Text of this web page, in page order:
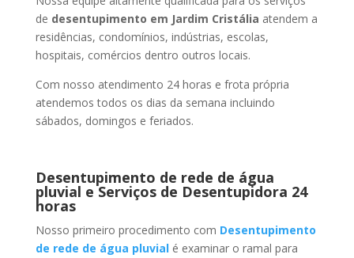
de desentupimento em Jardim Cristália atendem a
residências, condomínios, indústrias, escolas,
hospitais, comércios dentro outros locais.
Com nosso atendimento 24 horas e frota própria
atendemos todos os dias da semana incluindo
sábados, domingos e feriados.
Desentupimento de rede de água
pluvial e Serviços de Desentupidora 24
horas
Nosso primeiro procedimento com Desentupimento
de rede de água pluvialé examinar o ramal para